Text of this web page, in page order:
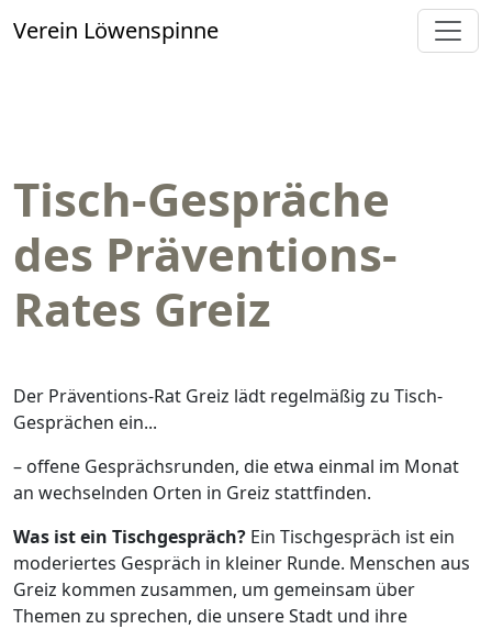
Verein Löwenspinne
Tisch-Gespräche
des Präventions-
Rates Greiz
Der Präventions-Rat Greiz lädt regelmäßig zu Tisch-
Gesprächen ein...
– offene Gesprächsrunden, die etwa einmal im Monat
an wechselnden Orten in Greiz stattfinden.
Was ist ein Tischgespräch? Ein Tischgespräch ist ein
moderiertes Gespräch in kleiner Runde. Menschen aus
Greiz kommen zusammen, um gemeinsam über
Themen zu sprechen, die unsere Stadt und ihre